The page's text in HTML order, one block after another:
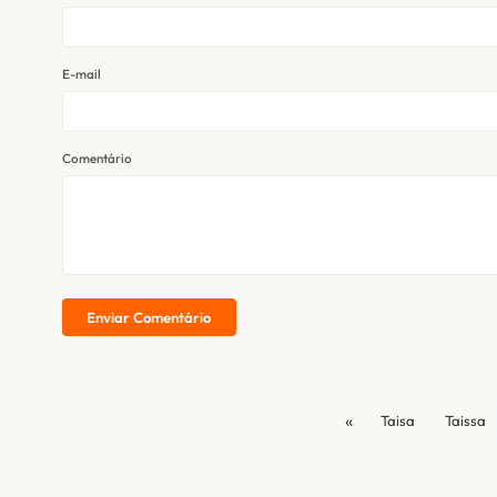
E-mail
Comentário
Enviar Comentário
« Taisa Taissa